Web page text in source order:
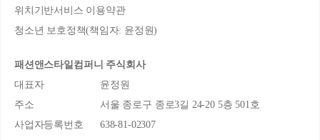
위치기반서비스 이용약관
청소년 보호정책(책임자: 윤정원)
패션앤스타일컴퍼니 주식회사
대표자
윤정원
주소
서울 종로구 종로3길 24-20 5층 501호
사업자등록번호
638-81-02307